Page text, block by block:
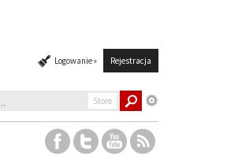
Logowanie » Rejestracja
Store